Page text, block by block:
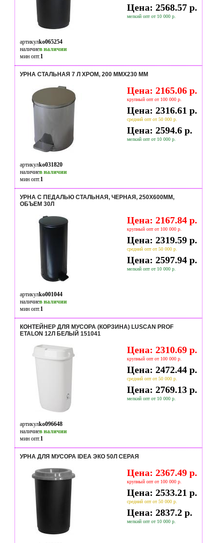
Цена: 2568.57 р.
мелкий опт от 10 000 р.
артикулko065254
наличиев наличии
мин опт.1
УРНА СТАЛЬНАЯ 7 Л ХРОМ, 200 ММX230 ММ
Цена: 2165.06 р.
крупный опт от 100 000 р.
Цена: 2316.61 р.
средний опт от 50 000 р.
Цена: 2594.6 р.
мелкий опт от 10 000 р.
артикулko031820
наличиев наличии
мин опт.1
УРНА С ПЕДАЛЬЮ СТАЛЬНАЯ, ЧЕРНАЯ, 250Х600ММ,
ОБЪЕМ 30Л
Цена: 2167.84 р.
крупный опт от 100 000 р.
Цена: 2319.59 р.
средний опт от 50 000 р.
Цена: 2597.94 р.
мелкий опт от 10 000 р.
артикулko001044
наличиев наличии
мин опт.1
КОНТЕЙНЕР ДЛЯ МУСОРА (КОРЗИНА) LUSCAN PROF
ETALON 12Л БЕЛЫЙ 151041
Цена: 2310.69 р.
крупный опт от 100 000 р.
Цена: 2472.44 р.
средний опт от 50 000 р.
Цена: 2769.13 р.
мелкий опт от 10 000 р.
артикулko096648
наличиев наличии
мин опт.1
УРНА ДЛЯ МУСОРА IDEA ЭКО 50Л СЕРАЯ
Цена: 2367.49 р.
крупный опт от 100 000 р.
Цена: 2533.21 р.
средний опт от 50 000 р.
Цена: 2837.2 р.
мелкий опт от 10 000 р.